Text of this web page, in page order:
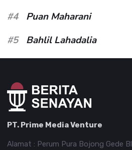
#4
Puan Maharani
#5
Bahlil Lahadalia
PT. Prime Media Venture
Alamat : Perum Pura Bojong Gede